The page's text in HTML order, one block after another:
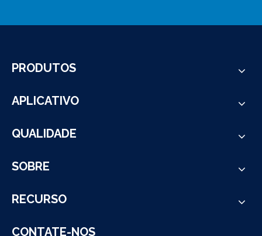
PRODUTOS
APLICATIVO
QUALIDADE
SOBRE
RECURSO
CONTATE-NOS